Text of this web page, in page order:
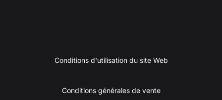
Conditions d'utilisation du site Web
Conditions générales de vente